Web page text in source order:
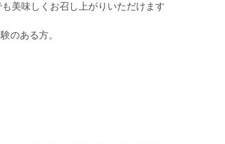
美味しくお召し上がりいただけます
のある方。